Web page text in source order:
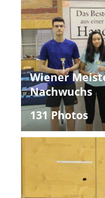
Wiener
Nachwuchs
131 Photos